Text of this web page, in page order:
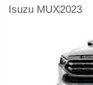
Isuzu MUX2023